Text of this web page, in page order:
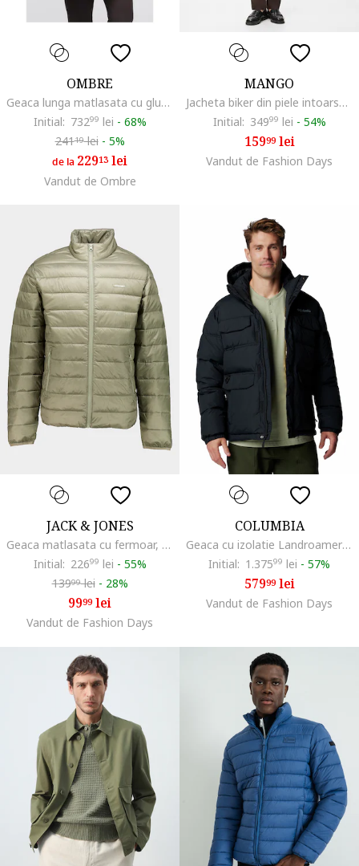
OMBRE
Geaca lunga matlasata cu gluga OM-JALJ-0264, Negru
Initial: 73299 lei - 68%
24119lei - 5%
de la 22913lei
Vandut de Ombre
MANGO
Jacheta biker din piele intoarsa sintetica, Maro inchis
Initial: 34999 lei - 54%
15999lei
Vandut de Fashion Days
JACK & JONES
Geaca matlasata cu fermoar, Verde fistic
Initial: 22699 lei - 55%
13999lei - 28%
9999lei
Vandut de Fashion Days
COLUMBIA
Geaca cu izolatie Landroamer Puffer, Negru
Initial: 1.37599 lei - 57%
57999lei
Vandut de Fashion Days